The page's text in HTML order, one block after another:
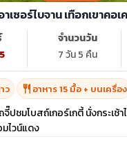
เซอร์ไบจาน เทือกเขาคอเ
จำนวนวัน
7 วัน 5 คืน
ว restaurant อาหาร 15 มื้อ + บนเครื่อง
จี๊ปชมโบสถ์เกอร์เกตี้ นั่งกระเช้
ไวน์แดง